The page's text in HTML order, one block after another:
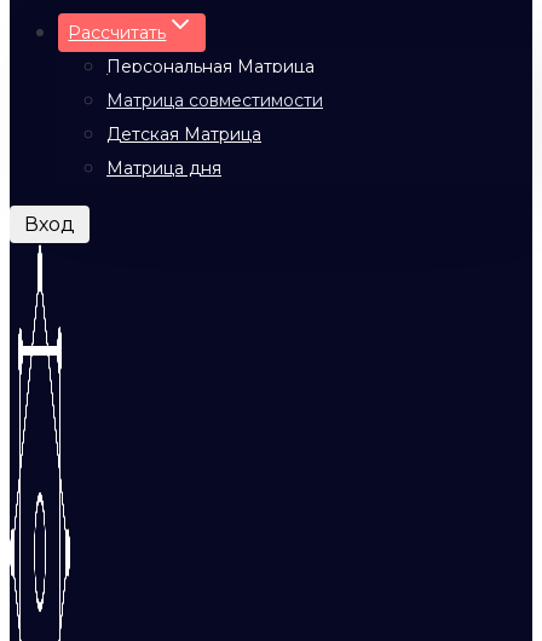
Рассчитать
Персональная Матрица
Матрица совместимости
Детская Матрица
Матрица дня
Вход